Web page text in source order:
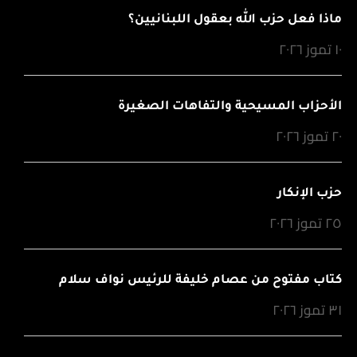
ماذا فعل حزب الله بعقول اللبنانيين؟
١٠ تموز ٢٠٢٦
الأحزاب المسيحية والتفاهات الصغيرة
٢٠ تموز ٢٠٢٦
حزب الإنكار
٢٥ تموز ٢٠٢٦
كتاب مفتوح من عصام خليفة للرئيس نواف سلام
٣١ تموز ٢٠٢٦